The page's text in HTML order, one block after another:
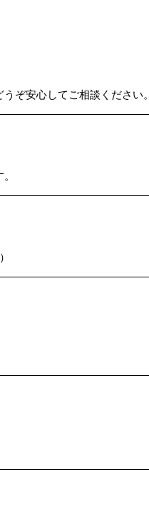
ぞ安心してご相談ください。